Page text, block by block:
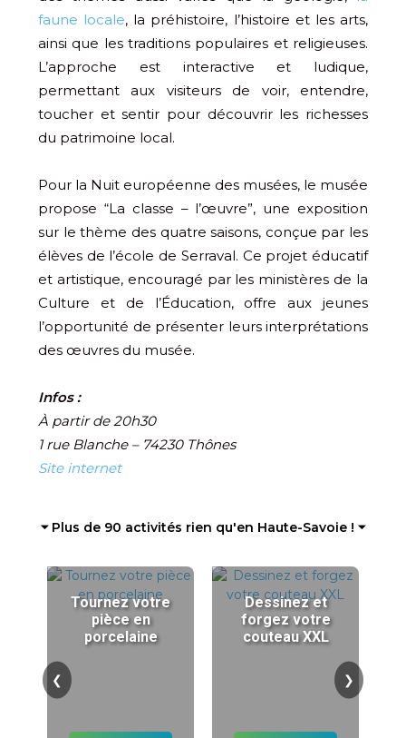
faune locale, la préhistoire, l’histoire et les arts,
ainsi que les traditions populaires et religieuses.
L’approche est interactive et ludique,
permettant aux visiteurs de voir, entendre,
toucher et sentir pour découvrir les richesses
du patrimoine local.
Pour la Nuit européenne des musées, le musée
propose “La classe – l’œuvre”, une exposition
sur le thème des quatre saisons, conçue par les
élèves de l’école de Serraval. Ce projet éducatif
et artistique, encouragé par les ministères de la
Culture et de l’Éducation, offre aux jeunes
l’opportunité de présenter leurs interprétations
des œuvres du musée.
Infos :
À partir de 20h30
1 rue Blanche – 74230 Thônes
Site internet
⏷ Plus de 90 activités rien qu'en Haute-Savoie ! ⏷
Tournez votre
pièce en
porcelaine
Dessinez et
forgez votre
couteau XXL
❮ ❯